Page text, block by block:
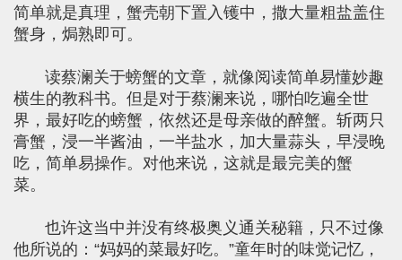
简单就是真理，蟹壳朝下置入镬中，撒大量粗盐盖住
蟹身，焗熟即可。
读蔡澜关于螃蟹的文章，就像阅读简单易懂妙趣
横生的教科书。但是对于蔡澜来说，哪怕吃遍全世
界，最好吃的螃蟹，依然还是母亲做的醉蟹。斩两只
膏蟹，浸一半酱油，一半盐水，加大量蒜头，早浸晚
吃，简单易操作。对他来说，这就是最完美的蟹
菜。
也许这当中并没有终极奥义通关秘籍，只不过像
他所说的：“妈妈的菜最好吃。”童年时的味觉记忆，